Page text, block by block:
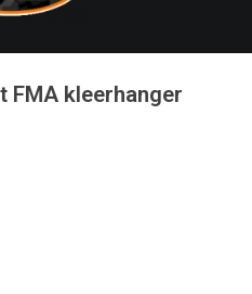
FMA kleerhanger